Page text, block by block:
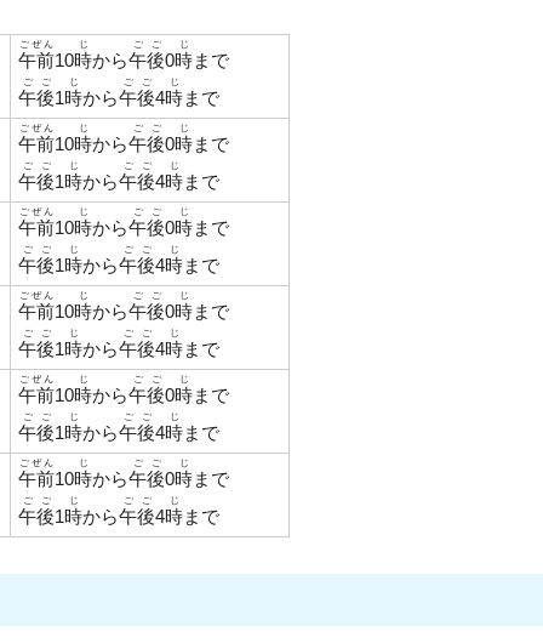
午前
ごぜん
10時
じ
から午後
ごご
0時
じ
まで
午後
ごご
1時
じ
から午後
ごご
4時
じ
まで
午前
ごぜん
10時
じ
から午後
ごご
0時
じ
まで
午後
ごご
1時
じ
から午後
ごご
4時
じ
まで
午前
ごぜん
10時
じ
から午後
ごご
0時
じ
まで
午後
ごご
1時
じ
から午後
ごご
4時
じ
まで
午前
ごぜん
10時
じ
から午後
ごご
0時
じ
まで
午後
ごご
1時
じ
から午後
ごご
4時
じ
まで
午前
ごぜん
10時
じ
から午後
ごご
0時
じ
まで
午後
ごご
1時
じ
から午後
ごご
4時
じ
まで
午前
ごぜん
10時
じ
から午後
ごご
0時
じ
まで
午後
ごご
1時
じ
から午後
ごご
4時
じ
まで